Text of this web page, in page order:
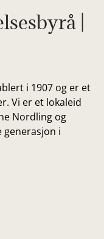
|
i 1907 og er et
Vi er et lokaleid
Nordling og
generasjon i